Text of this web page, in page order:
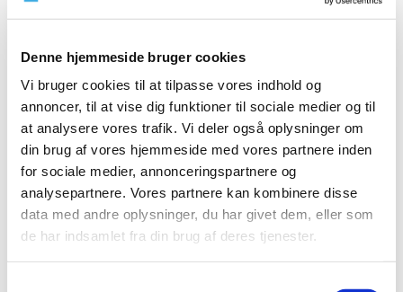
Denne hjemmeside bruger cookies
Vi bruger cookies til at tilpasse vores indhold og
annoncer, til at vise dig funktioner til sociale medier og til
at analysere vores trafik. Vi deler også oplysninger om
din brug af vores hjemmeside med vores partnere inden
for sociale medier, annonceringspartnere og
analysepartnere. Vores partnere kan kombinere disse
data med andre oplysninger, du har givet dem, eller som
de har indsamlet fra din brug af deres tjenester.
Systemiske og inhalerede fluoroquinoloner:
|2. november 2020|
Indehavere af markedsføringstilladelserne for
fluoroquinolon-antibiotika vil gerne efter aftale med…
Global kampagne sætter endnu en gang fokus
på bivirkninger og vigtigheden i at indberette
formodede bivirkninger
|2. november 2020 |
En international kampagne med særligt fokus på
indberetning af bivirkninger er netop skudt i gang. For…